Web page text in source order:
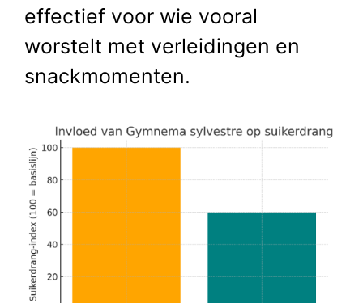
effectief voor wie vooral
worstelt met verleidingen en
snackmomenten.